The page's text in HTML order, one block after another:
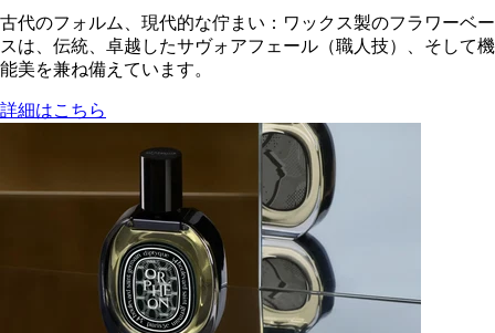
古代のフォルム、現代的な佇まい：ワックス製のフラワーベー
スは、伝統、卓越したサヴォアフェール（職人技）、そして機
能美を兼ね備えています。
詳細はこちら